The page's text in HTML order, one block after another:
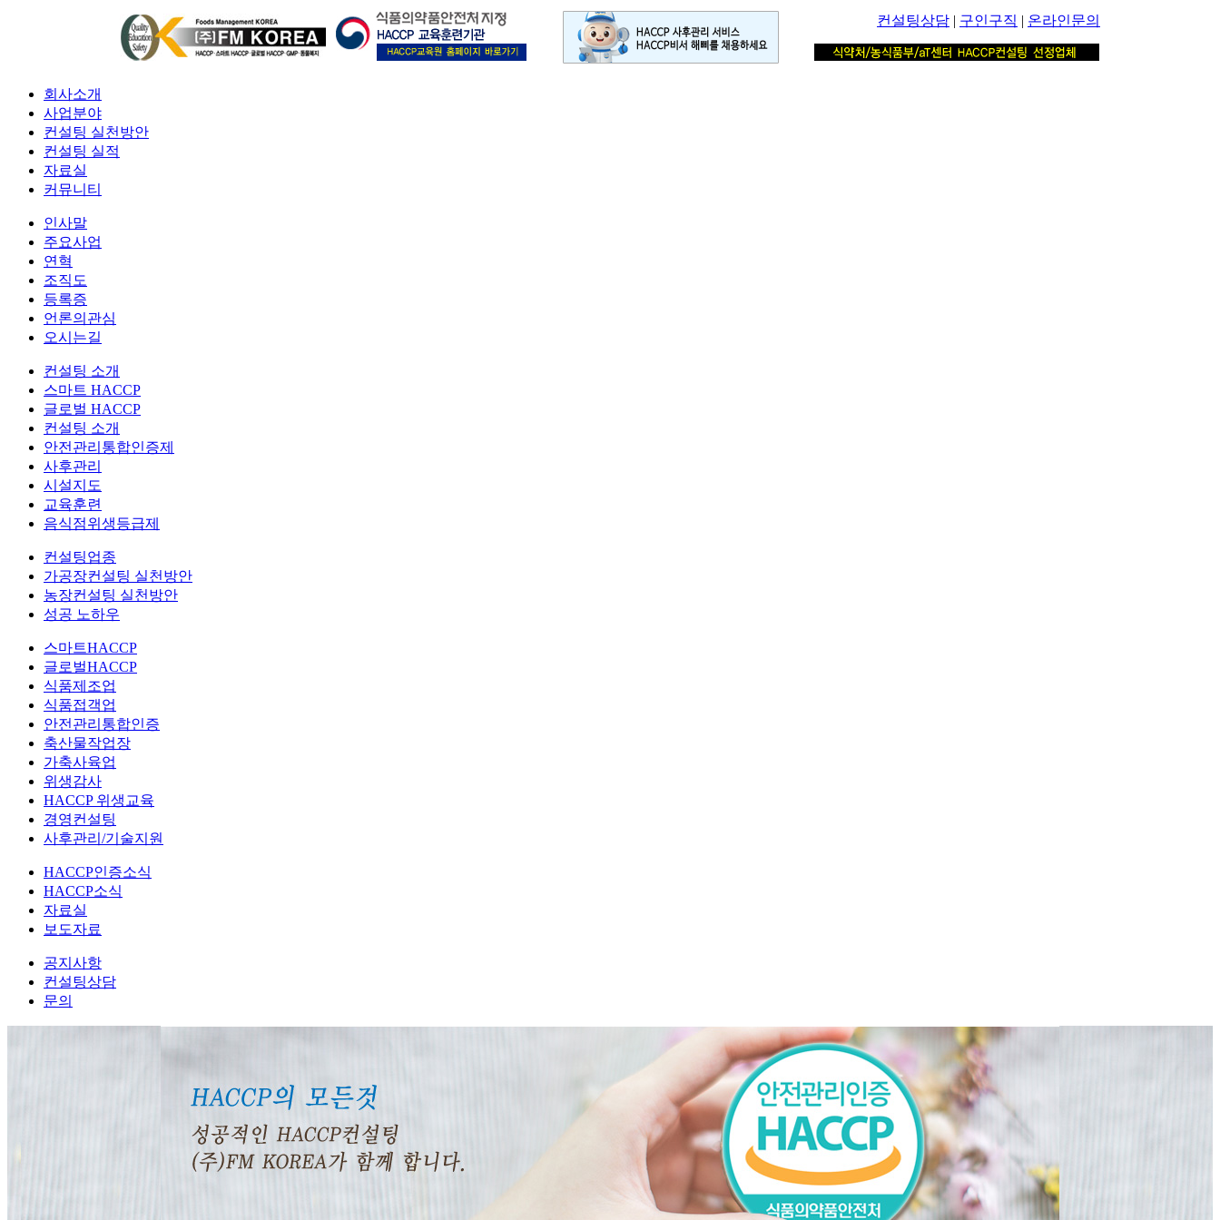
컨설팅상담 | 구인구직 | 온라인문의
회사소개
사업분야
컨설팅 실천방안
컨설팅 실적
자료실
커뮤니티
인사말
주요사업
연혁
조직도
등록증
언론의관심
오시는길
컨설팅 소개
스마트 HACCP
글로벌 HACCP
컨설팅 소개
안전관리통합인증제
사후관리
시설지도
교육훈련
음식점위생등급제
컨설팅업종
가공장컨설팅 실천방안
농장컨설팅 실천방안
성공 노하우
스마트HACCP
글로벌HACCP
식품제조업
식품접객업
안전관리통합인증
축산물작업장
가축사육업
위생감사
HACCP 위생교육
경영컨설팅
사후관리/기술지원
HACCP인증소식
HACCP소식
자료실
보도자료
공지사항
컨설팅상담
문의